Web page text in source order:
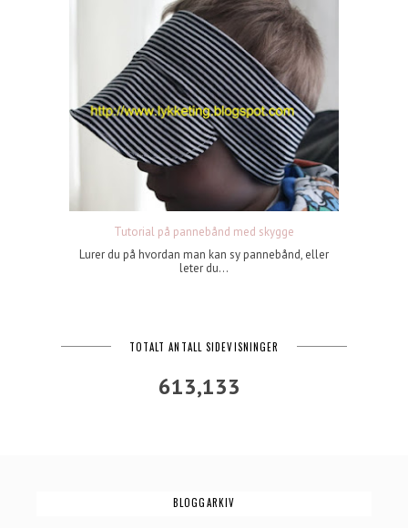
Tutorial på pannebånd med skygge
Lurer du på hvordan man kan sy pannebånd, eller
leter du...
TOTALT ANTALL SIDEVISNINGER
613,133
BLOGGARKIV